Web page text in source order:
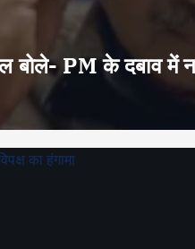
बोले- PM के दबाव